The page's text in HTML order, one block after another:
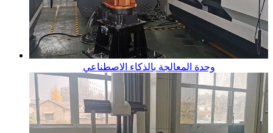
وحدة المعالجة بالذكاء الاصطناعي